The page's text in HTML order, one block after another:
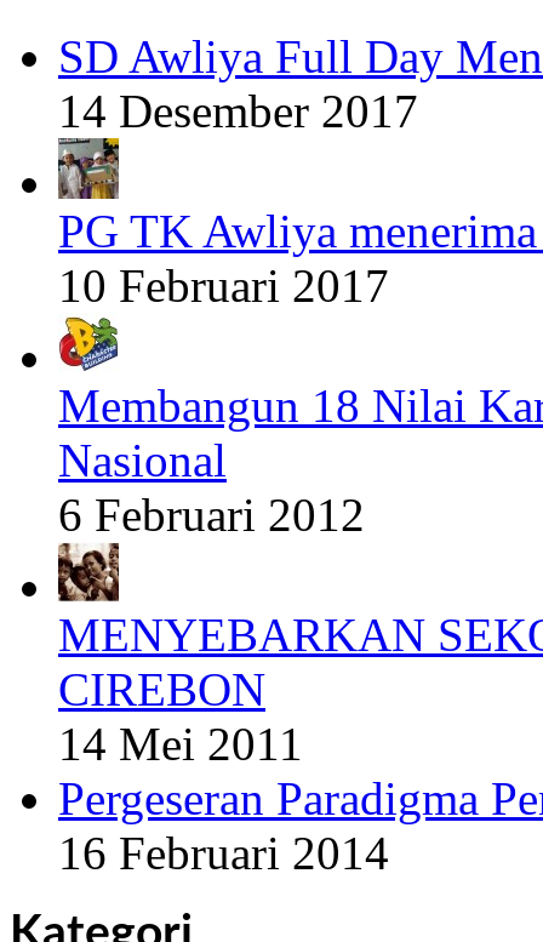
SD Awliya Full Day
14 Desember 2017
PG TK Awliya
10 Februari 2017
Membangun 18 Nilai
Nasional
6 Februari 2012
MENYEBARKAN
CIREBON
14 Mei 2011
Pergeseran Paradigma
16 Februari 2014